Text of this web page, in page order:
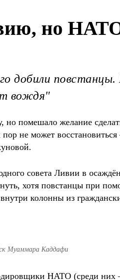
но
добили повстанцы.
вождя"
помешало желание
не может восстановиться
совета Ливии в
хотя повстанцы при
колонны из
Муаммара Каддафи
НАТО (среди